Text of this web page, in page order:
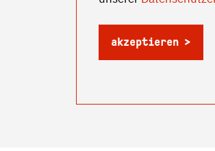
akzeptieren